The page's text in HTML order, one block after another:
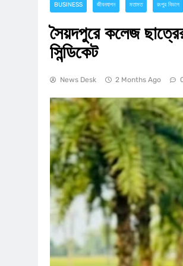
BUSINESS জীবনযাপন মতামত রংপুর বিভাগ
সৈয়দপুরে কলেজ
সিন্ডিকেট
News Desk 2 Months Ago